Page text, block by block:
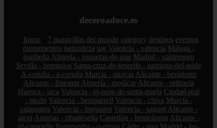
deceroadoce.es
Inicio 7 maravillas del mundo category destinos eventos
monumentos naturaleza tag Valencia - valencia Málaga -
marbella Almería - roquetas-de-mar Madrid - valdemoro
Sevilla - bormujos Santa-cruz-de-tenerife - santiago-del-teide
A-coruña - a-coruña Murcia - murcia Alicante - benidorm
Alicante - finestrat Almería - mojácar Alicante - orihuela
Huesca - jaca Valencia - el-puig-de-santa-maría Ciudad-real
- picón Valencia - beniparrell Valencia - chiva Murcia -
calasparra Valencia - burjassot Valencia - sagunt Alicante -
alcoi Asturias - ribadesella Castellón - benicàssim Alicante -